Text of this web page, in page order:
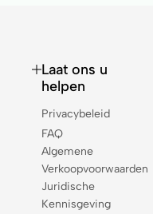
Laat ons u
helpen
Privacybeleid
FAQ
Algemene
Verkoopvoorwaarden
Juridische
Kennisgeving